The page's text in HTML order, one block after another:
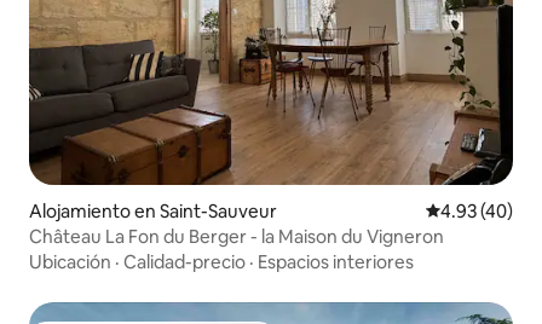
Alojamiento en Saint-Sauveur Calificación
4.93 (40)
Château La Fon du Berger - la Maison du Vigneron
Ubicación · Calidad-precio · Espacios interiores